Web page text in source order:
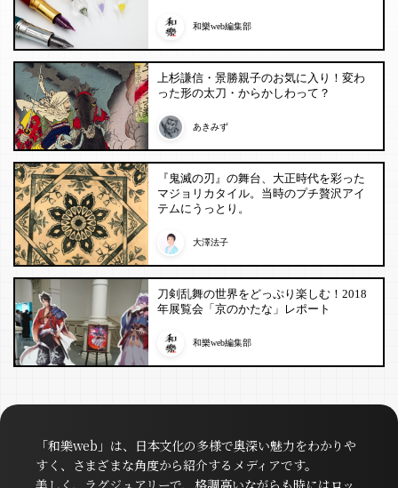
和樂web編集部
上杉謙信・景勝親子のお気に入り！変わ
った形の太刀・からかしわって？
あきみず
『鬼滅の刃』の舞台、大正時代を彩った
マジョリカタイル。当時のプチ贅沢アイ
テムにうっとり。
大澤法子
刀剣乱舞の世界をどっぷり楽しむ！2018
年展覧会「京のかたな」レポート
和樂web編集部
「和樂web」は、日本文化の多様で奥深い魅力をわかりや
すく、さまざまな角度から紹介するメディアです。
美しく、ラグジュアリーで、格調高いながらも時にはロッ